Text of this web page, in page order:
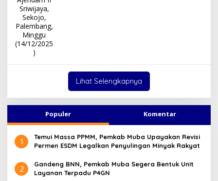
Lihat Selengkapnya
Populer Komentar
1
Temui Massa PPMM, Pemkab Muba Upayakan Revisi
Permen ESDM Legalkan Penyulingan Minyak Rakyat
2
Gandeng BNN, Pemkab Muba Segera Bentuk Unit
Layanan Terpadu P4GN